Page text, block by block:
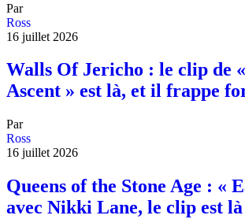
Par
Ross
16 juillet 2026
Walls Of Jericho : le clip de
Ascent » est là, et il frappe
Par
Ross
16 juillet 2026
Queens of the Stone Age : «
avec Nikki Lane, le clip est là